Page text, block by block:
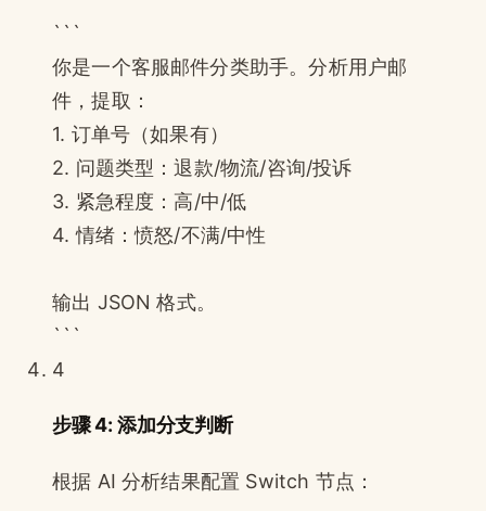
```
你是一个客服邮件分类助手。分析用户邮
件，提取：
1. 订单号（如果有）
2. 问题类型：退款/物流/咨询/投诉
3. 紧急程度：高/中/低
4. 情绪：愤怒/不满/中性
输出 JSON 格式。
```
4
步骤 4: 添加分支判断
根据 AI 分析结果配置 Switch 节点：